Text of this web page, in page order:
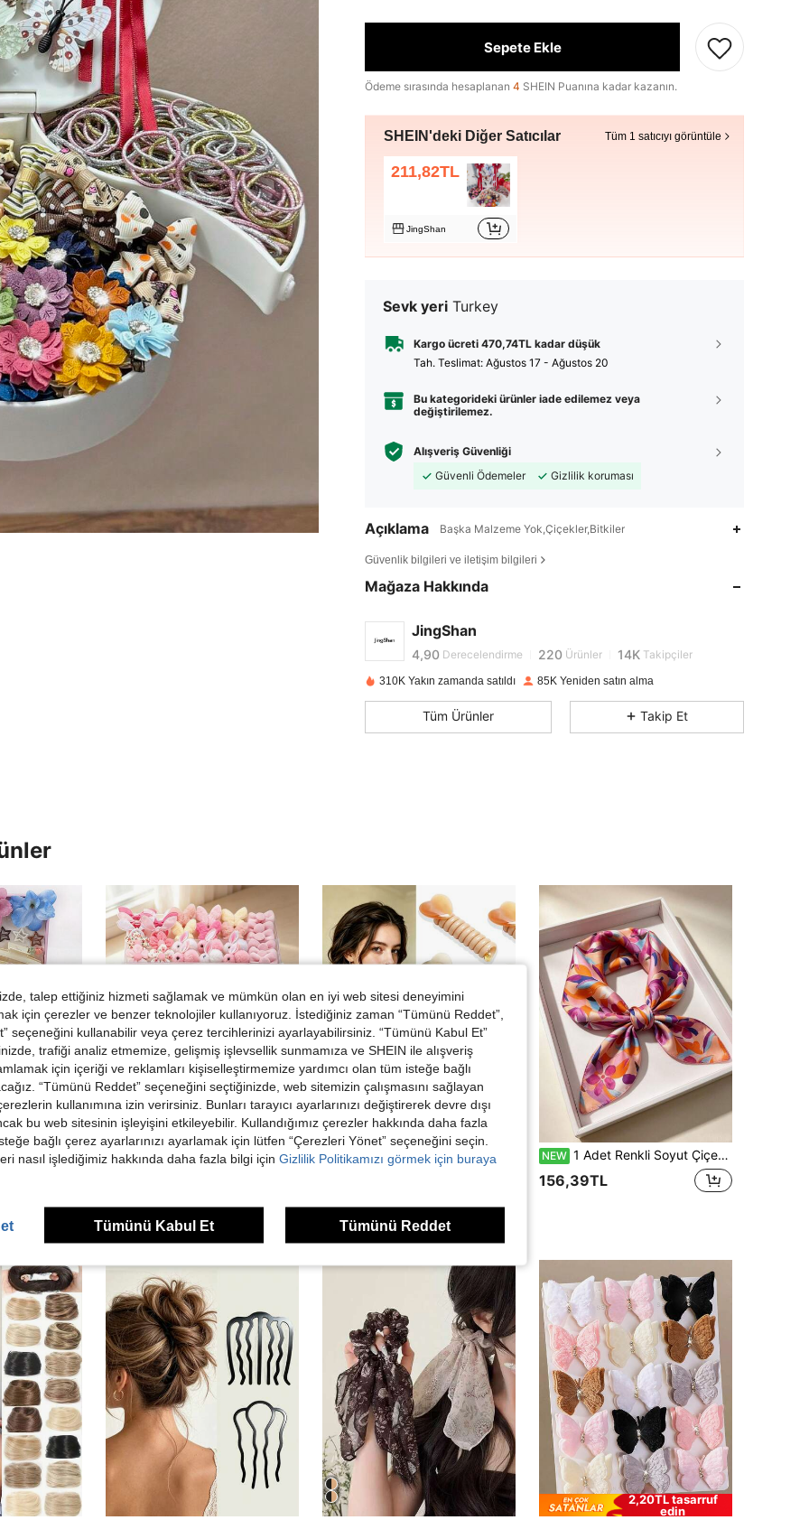
Sepete Ekle
Ödeme sırasında hesaplanan 4 SHEIN Puanına kadar kazanın.
SHEIN'deki Diğer Satıcılar Tüm 1 satıcıyı görüntüle
211,82TL
JingShan
Sevk yeri Turkey
Kargo ücreti 470,74TL kadar düşük
Tah. Teslimat: Ağustos 17 - Ağustos 20
Bu kategorideki ürünler iade edilemez veya
değiştirilemez.
Alışveriş Güvenliği
Güvenli Ödemeler
Gizlilik koruması
Açıklama Başka Malzeme Yok,Çiçekler,Bitkiler
Güvenlik bilgileri ve iletişim bilgileri
Mağaza Hakkında
JingShan
4,90
4,90 Derecelendirme 220 Ürünler 14K Takipçiler
4,90 220
14K
4,90
14K
4,90
220
14K
310K Yakın zamanda satıldı 85K Yeniden satın alma
Tüm Ürünler Takip Et
Tokalar, Tek Kullanımlık Lastik Tokalar ve Mini Küçük Pençe Tokaları İçerir, Çeşitli Saç Modelleri İçin Günlük ve Parti Kullanımına Uygun Birinci Tercih Aksesuarlar -6% 652 Parça Pembe Yumuşak Sevimli Kız Çocuk Saç Aksesuarları Seti, Peluş Tavşan/Fiyonk/Ponpon/Şirin Çiçek Saç Tokaları, Tavşan Kulaklı Saç Tokaları, Mini Kıskaç Tokalar ve Çoklu Yüksek Esneklikli Temel Saç Bandı İçerir, Günlük Saç Şekillendirme, Kabaran Saçları Yatıştırma ve Güzel Saç Modelleri Oluşturmak İçin Uygun -2% 4/1 Adet Tie-Dye Kalp Desenli Spiral Saç Tokası, Yüksek Esneklikli Saç Zarar Vermeyen Saç Aksesuarı, Vintage Tatlı Stil - Kadınlar ve Kızlar İçin Uygun, Günlük Kullanım, Randevu ve Okul İçin NEW 1 Adet Renkli Soyut Çiçek Desenli İpek Dokulu Şal, Kravat, Başörtüsü ve Çanta Aksesuarı Olarak Kullanılabilir, Günlük Çıkışlar ve Ofis İçin Uygun
156,39TL
2,20TL tasarruf
edin
talep ettiğiniz hizmeti sağlamak ve mümkün olan en iyi web sitesi deneyimini
için çerezler ve benzer teknolojiler kullanıyoruz. İstediğiniz zaman “Tümünü Reddet”,
seçeneğini kullanabilir veya çerez tercihlerinizi ayarlayabilirsiniz. “Tümünü Kabul Et”
trafiği analiz etmemize, gelişmiş işlevsellik sunmamıza ve SHEIN ile alışveriş
için içeriği ve reklamları kişiselleştirmemize yardımcı olan tüm isteğe bağlı
“Tümünü Reddet” seçeneğini seçtiğinizde, web sitemizin çalışmasını sağlayan
kullanımına izin verirsiniz. Bunları tarayıcı ayarlarınızı değiştirerek devre dışı
bu web sitesinin işleyişini etkileyebilir. Kullandığımız çerezler hakkında daha fazla
bağlı çerez ayarlarınızı ayarlamak için lütfen “Çerezleri Yönet” seçeneğini seçin.
nasıl işlediğimiz hakkında daha fazla bilgi için Gizlilik Politikamızı görmek için buraya
Tümünü Kabul Et Tümünü Reddet